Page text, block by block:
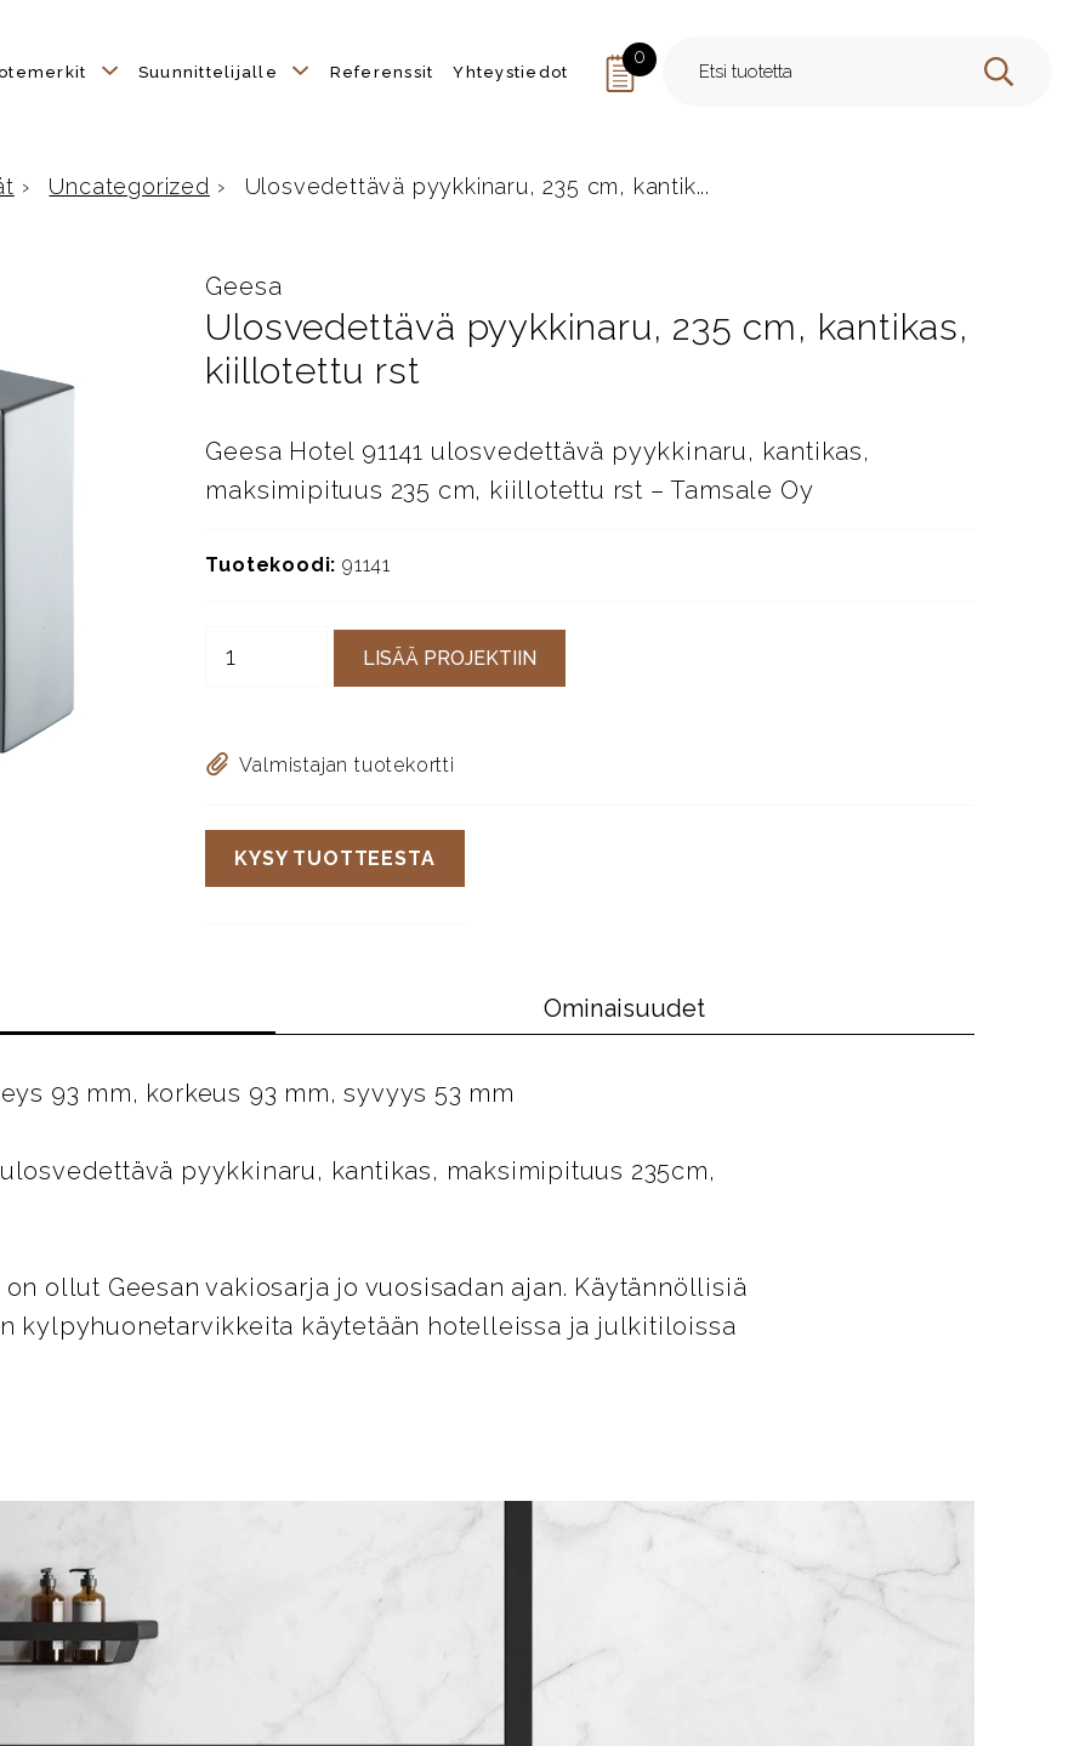
Suunnittelijalle Referenssit Yhteystiedot
0
HAE
› Uncategorized › Ulosvedettävä pyykkinaru, 235 cm, kantik...
Geesa
Ulosvedettävä pyykkinaru, 235 cm, kantikas,
kiillotettu rst
Geesa Hotel 91141 ulosvedettävä pyykkinaru, kantikas,
maksimipituus 235 cm, kiillotettu rst – Tamsale Oy
Tuotekoodi: 91141
LISÄÄ PROJEKTIIN
Valmistajan tuotekortti
KYSY TUOTTEESTA
Ominaisuudet
93 mm, korkeus 93 mm, syvyys 53 mm
ulosvedettävä pyykkinaru, kantikas, maksimipituus 235cm,
ollut Geesan vakiosarja jo vuosisadan ajan. Käytännöllisiä
kylpyhuonetarvikkeita käytetään hotelleissa ja julkitiloissa